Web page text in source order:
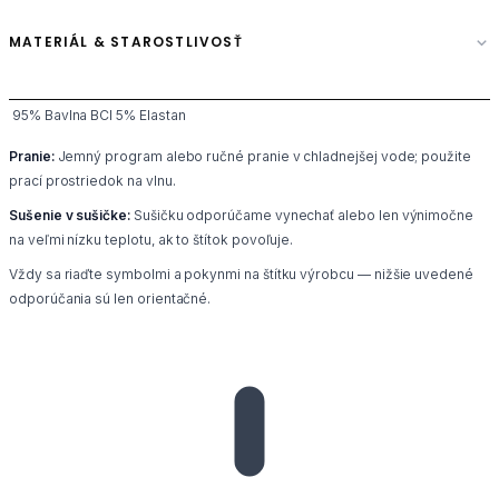
MATERIÁL & STAROSTLIVOSŤ
95% Bavlna BCI 5% Elastan
Pranie:Jemný program alebo ručné pranie v chladnejšej vode; použite
prací prostriedok na vlnu.
Sušenie v sušičke:Sušičku odporúčame vynechať alebo len výnimočne
na veľmi nízku teplotu, ak to štítok povoľuje.
Vždy sa riaďte symbolmi a pokynmi na štítku výrobcu — nižšie uvedené
odporúčania sú len orientačné.